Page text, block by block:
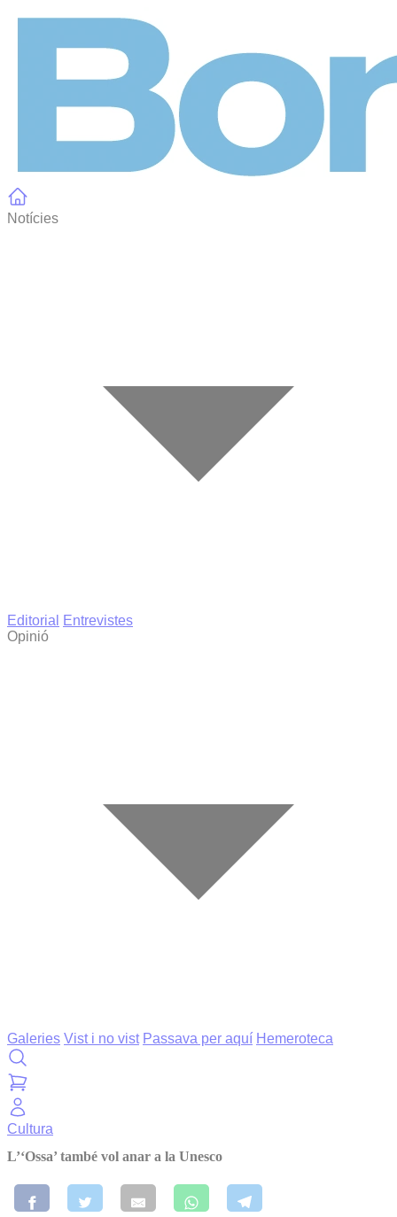
Notícies
Editorial
Entrevistes
Opinió
Galeries Vist i no vist Passava per aquí Hemeroteca
Cultura
L’‘Ossa’ també vol anar a la Unesco